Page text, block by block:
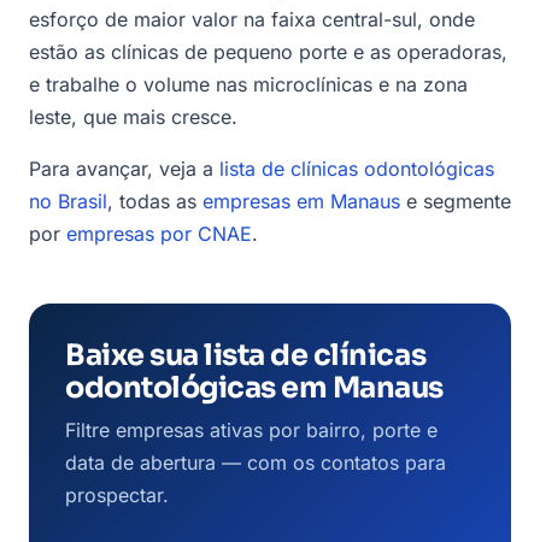
esforço de maior valor na faixa central-sul, onde
estão as clínicas de pequeno porte e as operadoras,
e trabalhe o volume nas microclínicas e na zona
leste, que mais cresce.
Para avançar, veja a lista de clínicas odontológicas
no Brasil, todas as empresas em Manaus e segmente
por empresas por CNAE.
Baixe sua lista de clínicas
odontológicas em Manaus
Filtre empresas ativas por bairro, porte e
data de abertura — com os contatos para
prospectar.